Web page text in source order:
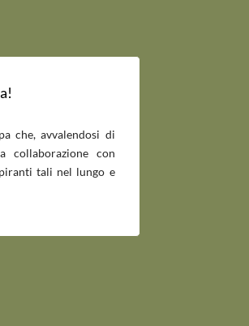
che, avvalendosi di
collaborazione con
tali nel lungo e